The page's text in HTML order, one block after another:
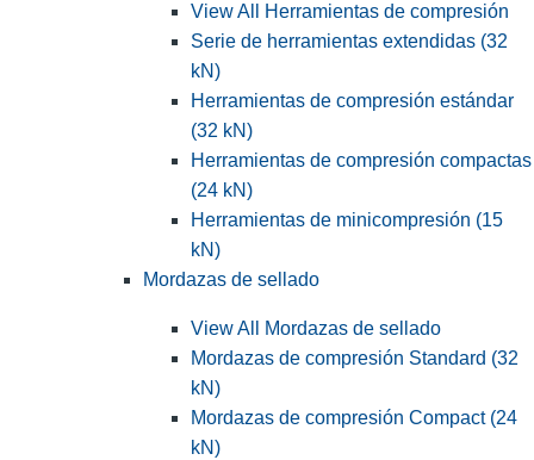
View All Herramientas de compresión
Serie de herramientas extendidas (32
kN)
Herramientas de compresión estándar
(32 kN)
Herramientas de compresión compactas
(24 kN)
Herramientas de minicompresión (15
kN)
Mordazas de sellado
View All Mordazas de sellado
Mordazas de compresión Standard (32
kN)
Mordazas de compresión Compact (24
kN)